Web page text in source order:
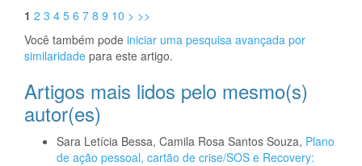
1 2 3 4 5 6 7 8 9 10 > >>
Você também pode iniciar uma pesquisa avançada por
similaridade para este artigo.
Artigos mais lidos pelo mesmo(s)
autor(es)
Sara Letícia Bessa, Camila Rosa Santos Souza, Plano
de ação pessoal, cartão de crise/SOS e Recovery: